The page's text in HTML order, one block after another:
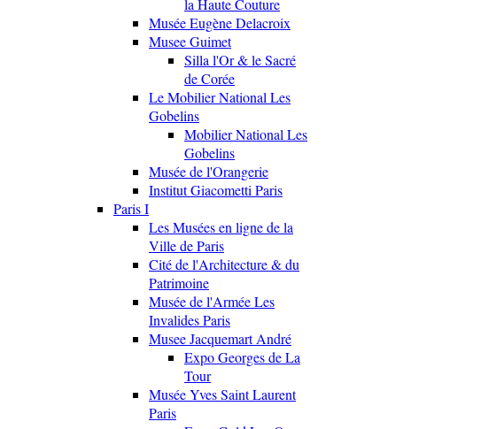
la Haute Couture
Musée Eugène Delacroix
Musee Guimet
Silla l'Or & le Sacré
de Corée
Le Mobilier National Les
Gobelins
Mobilier National Les
Gobelins
Musée de l'Orangerie
Institut Giacometti Paris
Paris I
Les Musées en ligne de la
Ville de Paris
Cité de l'Architecture & du
Patrimoine
Musée de l'Armée Les
Invalides Paris
Musee Jacquemart André
Expo Georges de La
Tour
Musée Yves Saint Laurent
Paris